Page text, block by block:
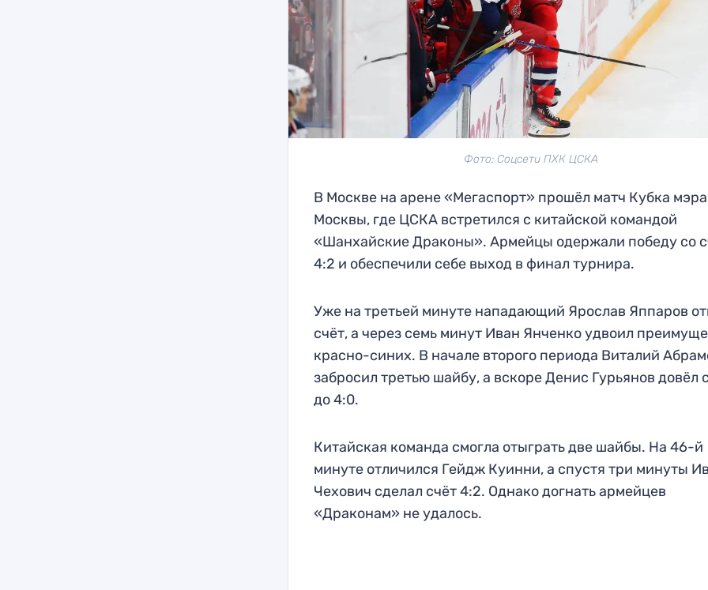
Фото: Соцсети ПХК ЦСКА
В Москве на арене «Мегаспорт» прошёл матч Кубка мэра
Москвы, где ЦСКА встретился с китайской командой
«Шанхайские Драконы». Армейцы одержали победу со
4:2 и обеспечили себе выход в финал турнира.
Уже на третьей минуте нападающий Ярослав Яппаров
счёт, а через семь минут Иван Янченко удвоил
красно-синих. В начале второго периода Виталий
забросил третью шайбу, а вскоре Денис Гурьянов довёл
до 4:0.
Китайская команда смогла отыграть две шайбы. На 46-й
минуте отличился Гейдж Куинни, а спустя три минуты
Чехович сделал счёт 4:2. Однако догнать армейцев
«Драконам» не удалось.